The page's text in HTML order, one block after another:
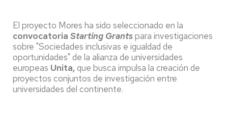
El proyecto Mores ha sido seleccionado en la
convocatoria Starting Grantspara investigaciones
sobre "Sociedades inclusivas e igualdad de
oportunidades" de la alianza de universidades
europeas Unita,que busca impulsa la creación de
proyectos conjuntos de investigación entre
universidades del continente.